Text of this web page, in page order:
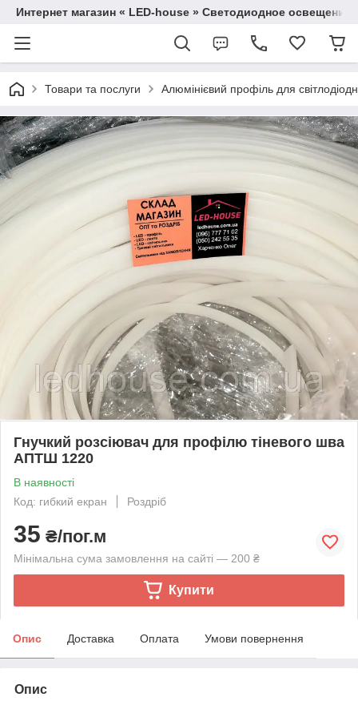
Интернет магазин « LED-house » Светодиодное освещение
Товари та послуги Алюмінієвий профіль для
Гнучкий розсіювач для профілю тіневого шва
АПТШ 1220
В наявності
Код: гибкий екран
Роздріб
35 ₴/пог.м
Мінімальна сума замовлення на сайті — 200 ₴
Купити
Опис Доставка Оплата Умови повернення
Опис